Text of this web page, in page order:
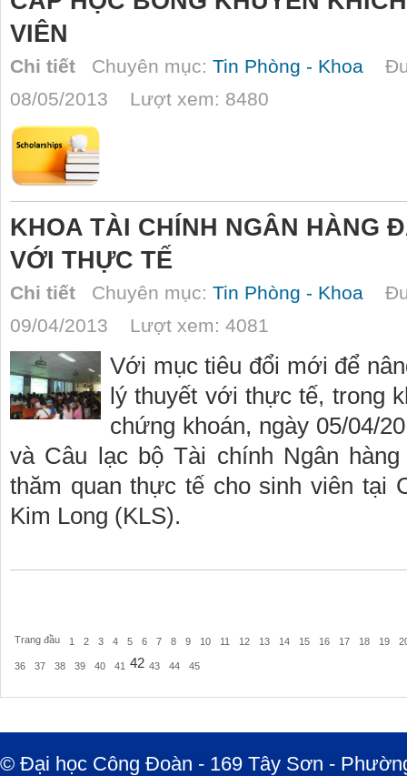
VIÊN
Chi tiết Chuyên mục: Tin Phòng - Khoa
08/05/2013 Lượt xem: 8480
KHOA TÀI CHÍNH NGÂN HÀNG
VỚI THỰC TẾ
Chi tiết Chuyên mục: Tin Phòng - Khoa
09/04/2013 Lượt xem: 4081
Với mục tiêu đổi mới để
lý thuyết với thực tế, trong
chứng khoán, ngày 05/04/
và Câu lạc bộ Tài chính Ngân
thăm quan thực tế cho sinh viên tại
Kim Long (KLS).
Trang đầu 1 2 3 4 5 6 7 8 9 10 11 12 13 14 15 16 17 18 19
36 37 38 39 40 41 42 43 44 45
© Đại học Công Đoàn - 169 Tây Sơn -